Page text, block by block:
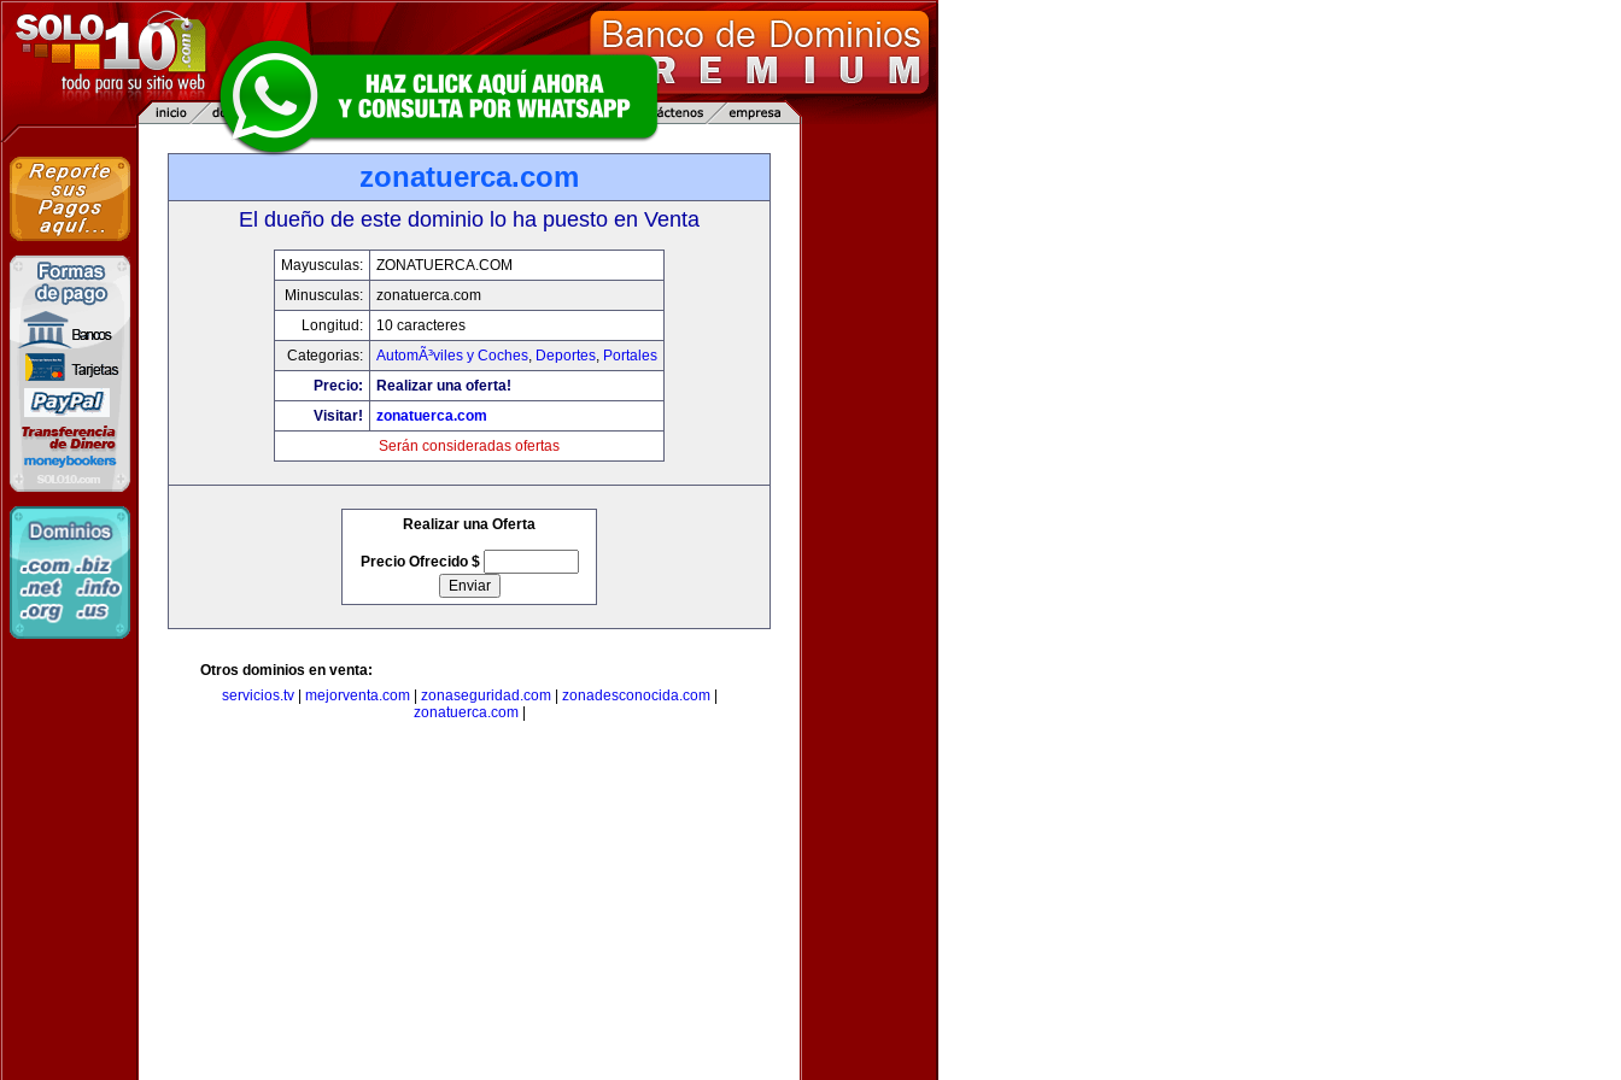
zonatuerca.com
El dueño de este dominio lo ha puesto en Venta
Mayusculas:
ZONATUERCA.COM
Minusculas:
zonatuerca.com
Longitud:
10 caracteres
Categorias:
AutomÃ³viles y Coches, Deportes, Portales
Precio:
Realizar una oferta!
Visitar!
zonatuerca.com
Serán consideradas ofertas
Realizar una Oferta
Precio Ofrecido $
Otros dominios en venta:
servicios.tv| mejorventa.com| zonaseguridad.com| zonadesconocida.com|
zonatuerca.com|